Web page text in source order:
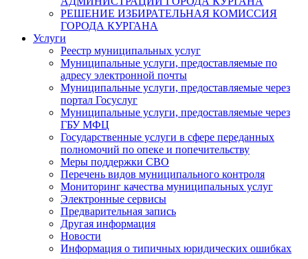
РЕШЕНИЕ ИЗБИРАТЕЛЬНАЯ КОМИССИЯ
ГОРОДА КУРГАНА
Услуги
Реестр муниципальных услуг
Муниципальные услуги, предоставляемые по
адресу электронной почты
Муниципальные услуги, предоставляемые через
портал Госуслуг
Муниципальные услуги, предоставляемые через
ГБУ МФЦ
Государственные услуги в сфере переданных
полномочий по опеке и попечительству
Меры поддержки СВО
Перечень видов муниципального контроля
Мониторинг качества муниципальных услуг
Электронные сервисы
Предварительная запись
Другая информация
Новости
Информация о типичных юридических ошибках